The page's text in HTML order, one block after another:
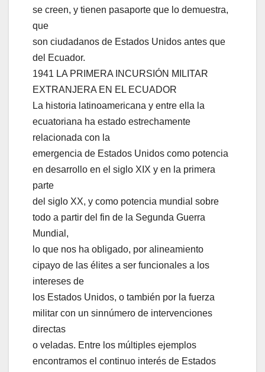
se creen, y tienen pasaporte que lo demuestra,
que
son ciudadanos de Estados Unidos antes que
del Ecuador.
1941 LA PRIMERA INCURSIÓN MILITAR
EXTRANJERA EN EL ECUADOR
La historia latinoamericana y entre ella la
ecuatoriana ha estado estrechamente
relacionada con la
emergencia de Estados Unidos como potencia
en desarrollo en el siglo XIX y en la primera
parte
del siglo XX, y como potencia mundial sobre
todo a partir del fin de la Segunda Guerra
Mundial,
lo que nos ha obligado, por alineamiento
cipayo de las élites a ser funcionales a los
intereses de
los Estados Unidos, o también por la fuerza
militar con un sinnúmero de intervenciones
directas
o veladas. Entre los múltiples ejemplos
encontramos el continuo interés de Estados